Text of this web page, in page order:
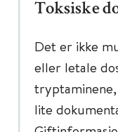
Toksiske
Det er ikke
eller letale
lite